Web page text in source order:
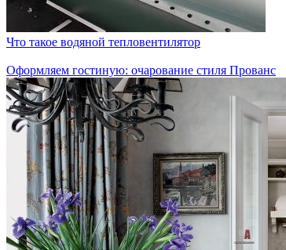
Что такое водяной тепловентилятор
Оформляем гостиную: очарование стиля Прованс